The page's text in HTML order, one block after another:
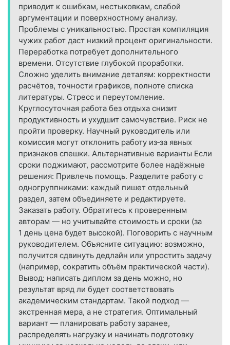
приводит к ошибкам, нестыковкам, слабой
аргументации и поверхностному анализу.
Проблемы с уникальностью. Простая компиляция
чужих работ даст низкий процент оригинальности.
Переработка потребует дополнительного
времени. Отсутствие глубокой проработки.
Сложно уделить внимание деталям: корректности
расчётов, точности графиков, полноте списка
литературы. Стресс и переутомление.
Круглосуточная работа без отдыха снизит
продуктивность и ухудшит самочувствие. Риск не
пройти проверку. Научный руководитель или
комиссия могут отклонить работу из‑за явных
признаков спешки. Альтернативные варианты Если
сроки поджимают, рассмотрите более надёжные
решения: Привлечь помощь. Разделите работу с
одногруппниками: каждый пишет отдельный
раздел, затем объединяете и редактируете.
Заказать работу. Обратитесь к проверенным
авторам — но учитывайте стоимость и сроки (за
1 день цена будет высокой). Поговорить с научным
руководителем. Объясните ситуацию: возможно,
получится сдвинуть дедлайн или упростить задачу
(например, сократить объём практической части).
Вывод: написать диплом за день можно, но
результат вряд ли будет соответствовать
академическим стандартам. Такой подход —
экстренная мера, а не стратегия. Оптимальный
вариант — планировать работу заранее,
распределять нагрузку и начинать подготовку